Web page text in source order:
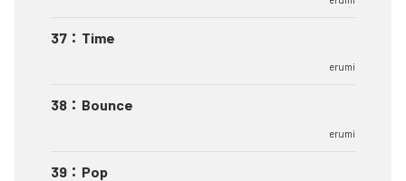
37 ： Time
erumi
38 ： Bounce
erumi
39 ： Pop